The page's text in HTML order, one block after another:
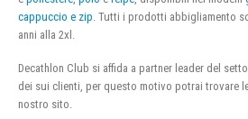
cappuccio e zip . Tutti i prodotti abbigliamento
anni alla 2xl.
Decathlon Club si affida a partner leader del
dei sui clienti, per questo motivo potrai trovare
nostro sito.